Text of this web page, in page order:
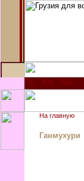
На главную
Ганмухури